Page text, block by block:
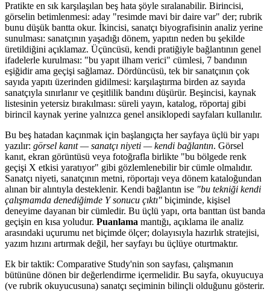
Pratikte en sık karşılaşılan beş hata şöyle sıralanabilir. Birincisi,
görselin betimlenmesi: aday "resimde mavi bir daire var" der; rubrik
bunu düşük bantta okur. İkincisi, sanatçı biyografisinin analiz yerine
sunulması: sanatçının yaşadığı dönem, yapıtın neden bu şekilde
üretildiğini açıklamaz. Üçüncüsü, kendi pratiğiyle bağlantının genel
ifadelerle kurulması: "bu yapıt ilham verici" cümlesi, 7 bandının
eşiğidir ama geçişi sağlamaz. Dördüncüsü, tek bir sanatçının çok
sayıda yapıtı üzerinden gidilmesi: karşılaştırma birden az sayıda
sanatçıyla sınırlanır ve çeşitlilik bandını düşürür. Beşincisi, kaynak
listesinin yetersiz bırakılması: süreli yayın, katalog, röportaj gibi
birincil kaynak yerine yalnızca genel ansiklopedi sayfaları kullanılır.
Bu beş hatadan kaçınmak için başlangıçta her sayfaya üçlü bir yapı
yazılır: görsel kanıt — sanatçı niyeti — kendi bağlantın. Görsel
kanıt, ekran görüntüsü veya fotoğrafla birlikte "bu bölgede renk
geçişi X etkisi yaratıyor" gibi gözlemlenebilir bir cümle olmalıdır.
Sanatçı niyeti, sanatçının metni, röportajı veya dönem kataloğundan
alınan bir alıntıyla desteklenir. Kendi bağlantın ise "bu tekniği kendi
çalışmamda denediğimde Y sonucu çıktı" biçiminde, kişisel
deneyime dayanan bir cümledir. Bu üçlü yapı, orta banttan üst banda
geçişin en kısa yoludur. Puanlama mantığı, açıklama ile analiz
arasındaki uçurumu net biçimde ölçer; dolayısıyla hazırlık stratejisi,
yazım hızını artırmak değil, her sayfayı bu üçlüye oturtmaktır.
Ek bir taktik: Comparative Study'nin son sayfası, çalışmanın
bütününe dönen bir değerlendirme içermelidir. Bu sayfa, okuyucuya
(ve rubrik okuyucusuna) sanatçı seçiminin bilinçli olduğunu gösterir.